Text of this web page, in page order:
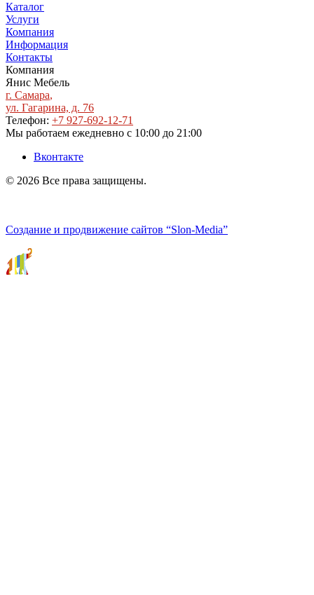
Каталог
Услуги
Компания
Информация
Контакты
Компания
Янис Мебель
г. Самара,
ул. Гагарина, д. 76
Телефон: +7 927-692-12-71
Мы работаем ежедневно с 10:00 до 21:00
Вконтакте
© 2026 Все права защищены.
Создание и продвижение сайтов “Slon-Media”